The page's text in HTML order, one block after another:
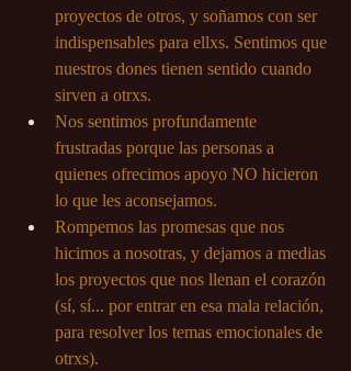
proyectos de otros, y soñamos con ser
indispensables para ellxs. Sentimos que
nuestros dones tienen sentido cuando
sirven a otrxs.
Nos sentimos profundamente
frustradas porque las personas a
quienes ofrecimos apoyo NO hicieron
lo que les aconsejamos.
Rompemos las promesas que nos
hicimos a nosotras, y dejamos a medias
los proyectos que nos llenan el corazón
(sí, sí... por entrar en esa mala relación,
para resolver los temas emocionales de
otrxs).